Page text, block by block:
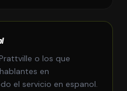
o los que
en
el servicio en espanol.